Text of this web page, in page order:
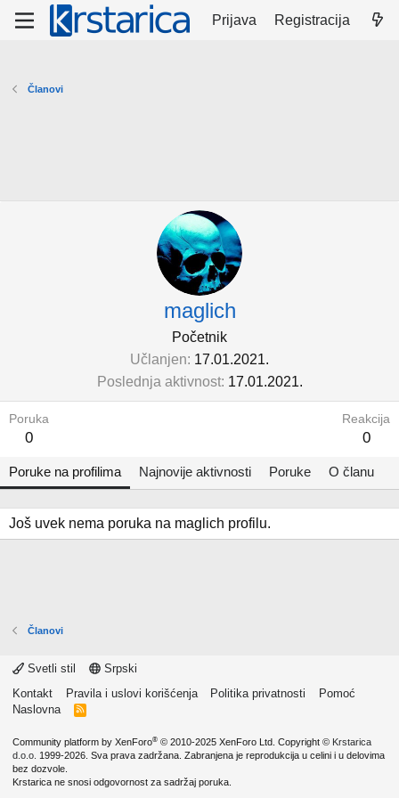
Prijava Registracija
Članovi
maglich
Početnik
Učlanjen 17.01.2021.
Poslednja aktivnost 17.01.2021.
Poruka
0
Reakcija
0
Poruke na profilima Najnovije aktivnosti Poruke O članu
Još uvek nema poruka na maglich profilu.
Članovi
Svetli stil
Srpski
Kontakt
Pravila i uslovi korišćenja Politika privatnosti
Pomoć
Naslovna
R
Community platform by XenForo® © 2010-2025 XenForo Ltd. Copyright © Krstarica
d.o.o. 1999-2026. Sva prava zadržana. Zabranjena je reprodukcija u celini i u delovima
bez dozvole.
Krstarica ne snosi odgovornost za sadržaj poruka.